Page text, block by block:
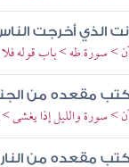
الذي أخرجت
سورة طه > باب قوله فلا
مقعده من
سورة والليل إذا يغشى
مقعده من النار